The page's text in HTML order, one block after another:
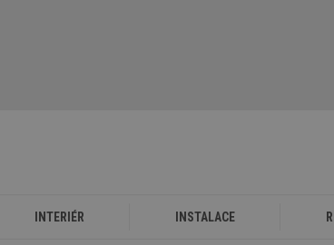
INTERIÉR INSTALACE